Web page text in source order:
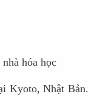
hóa học
Kyoto, Nhật Bản.